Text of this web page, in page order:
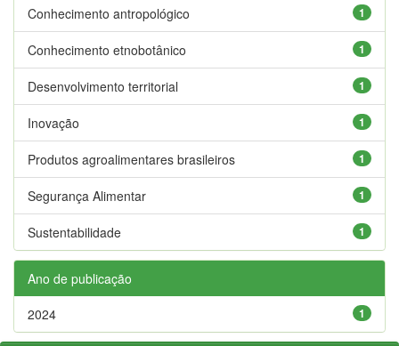
1
Conhecimento antropológico
1
Conhecimento etnobotânico
1
Desenvolvimento territorial
1
Inovação
1
Produtos agroalimentares brasileiros
1
Segurança Alimentar
1
Sustentabilidade
Ano de publicação
1
2024